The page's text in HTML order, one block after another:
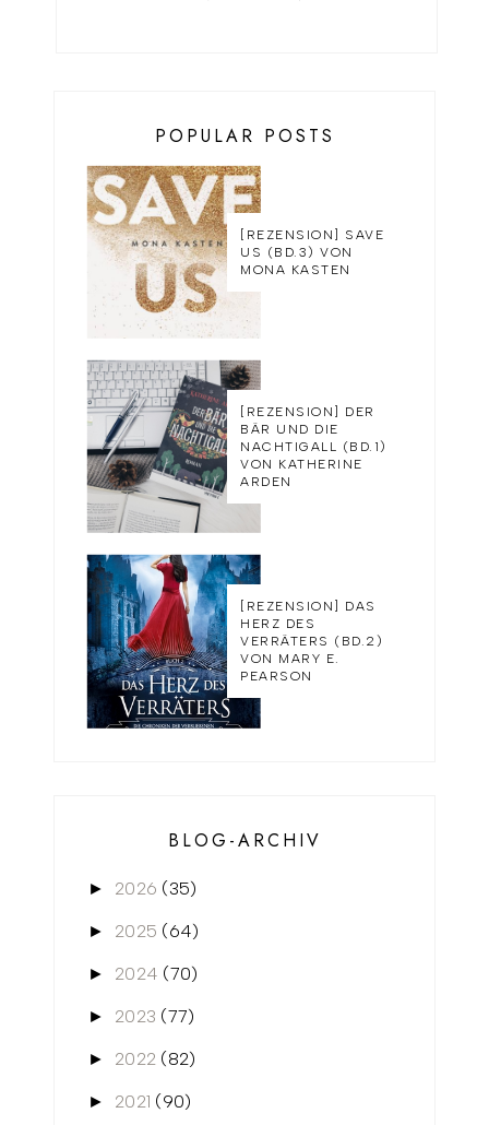
POPULAR POSTS
[REZENSION] SAVE
US (BD.3) VON
MONA KASTEN
[REZENSION] DER
BÄR UND DIE
NACHTIGALL (BD.1)
VON KATHERINE
ARDEN
[REZENSION] DAS
HERZ DES
VERRÄTERS (BD.2)
VON MARY E.
PEARSON
BLOG-ARCHIV
► 2026 (35)
► 2025 (64)
► 2024 (70)
► 2023 (77)
► 2022 (82)
► 2021 (90)